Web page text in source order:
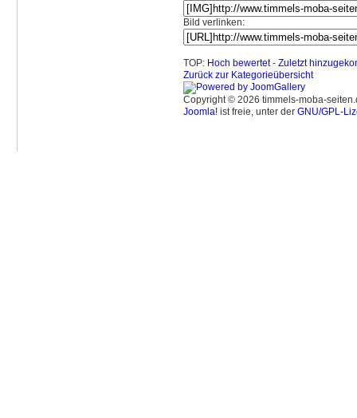
Bild verlinken:
TOP: Hoch bewertet- Zuletzt
Zurück zur Kategorieübersicht
Copyright © 2026 timmels-moba-
Joomla! ist freie, unter der GNU/GPL-